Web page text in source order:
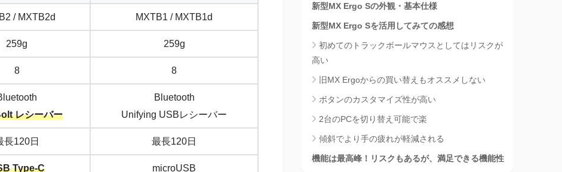
/ MXTB2d MXTB1 / MXTB1d
259g 259g
8 8
レシーバー
Bluetooth
Unifying USBレシーバー
長120日 最長120日
Type-C microUSB
新型MX Ergo Sの外観・基本仕様
新型MX Ergo Sを活用してみての感想
初めてのトラックボールマウスとしてはリスクが
高い
旧MX Ergoからの買い替えもオススメしない
ボタンのカスタマイズ性が高い
2台のPCを切り替え可能で楽
傾斜でより手の疲れが軽減される
機能は最高峰！リスクもあるが、満足できる機能性